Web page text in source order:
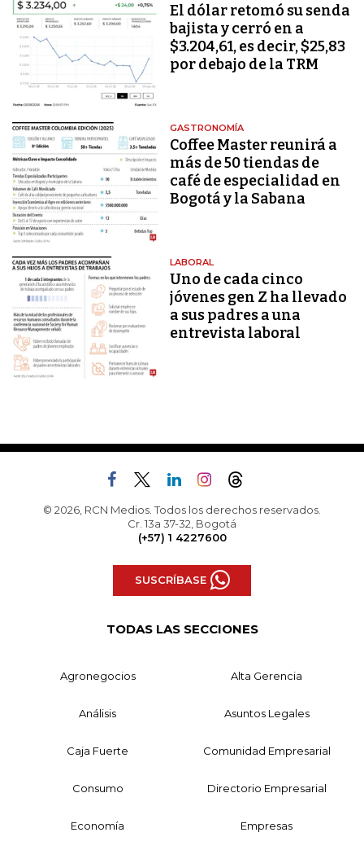
El dólar retomó su senda
bajista y cerró en a
$3.204,61, es decir, $25,83
por debajo de la TRM
GASTRONOMÍA
Coffee Master reunirá a
más de 50 tiendas de
café de especialidad en
Bogotá y la Sabana
LABORAL
Uno de cada cinco
jóvenes gen Z ha llevado
a sus padres a una
entrevista laboral
© 2026, RCN Medios. Todos los derechos reservados.
Cr. 13a 37-32, Bogotá
(+57) 1 4227600
SUSCRÍBASE
TODAS LAS SECCIONES
Agronegocios Alta Gerencia
Análisis Asuntos Legales
Caja Fuerte Comunidad Empresarial
Consumo Directorio Empresarial
Economía Empresas